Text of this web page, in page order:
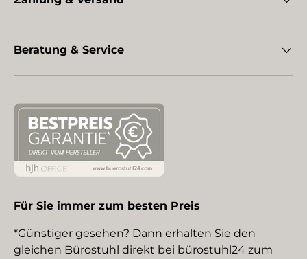
Beratung & Service
Für Sie immer zum besten Preis
*Günstiger gesehen? Dann erhalten Sie den
gleichen Bürostuhl direkt bei bürostuhl24 zum